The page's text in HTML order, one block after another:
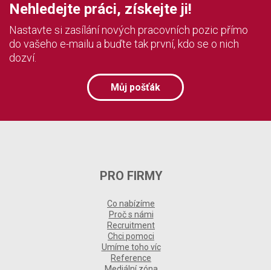
Nehledejte práci, získejte ji!
Nastavte si zasílání nových pracovních pozic přímo
do vašeho e-mailu a buďte tak první, kdo se o nich
dozví.
Můj pošťák
PRO FIRMY
Co nabízíme
Proč s námi
Recruitment
Chci pomoci
Umíme toho víc
Reference